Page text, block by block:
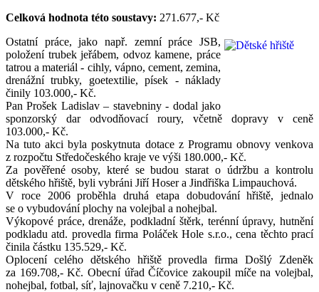
Celková hodnota této soustavy: 271.677,- Kč
Ostatní práce, jako např. zemní práce JSB,
položení trubek jeřábem, odvoz kamene, práce
tatrou a materiál - cihly, vápno, cement, zemina,
drenážní trubky, goetextilie, písek - náklady
činily 103.000,- Kč.
Pan Prošek Ladislav – stavebniny - dodal jako
sponzorský dar odvodňovací roury, včetně dopravy v ceně
103.000,- Kč.
Na tuto akci byla poskytnuta dotace z Programu obnovy venkova
z rozpočtu Středočeského kraje ve výši 180.000,- Kč.
Za pověřené osoby, které se budou starat o údržbu a kontrolu
dětského hřiště, byli vybráni Jiří Hoser a Jindřiška Limpauchová.
V roce 2006 proběhla druhá etapa dobudování hřiště, jednalo
se o vybudování plochy na volejbal a nohejbal.
Výkopové práce, drenáže, podkladní štěrk, terénní úpravy, hutnění
podkladu atd. provedla firma Poláček Hole s.r.o., cena těchto prací
činila částku 135.529,- Kč.
Oplocení celého dětského hřiště provedla firma Došlý Zdeněk
za 169.708,- Kč. Obecní úřad Číčovice zakoupil míče na volejbal,
nohejbal, fotbal, síť, lajnovačku v ceně 7.210,- Kč.